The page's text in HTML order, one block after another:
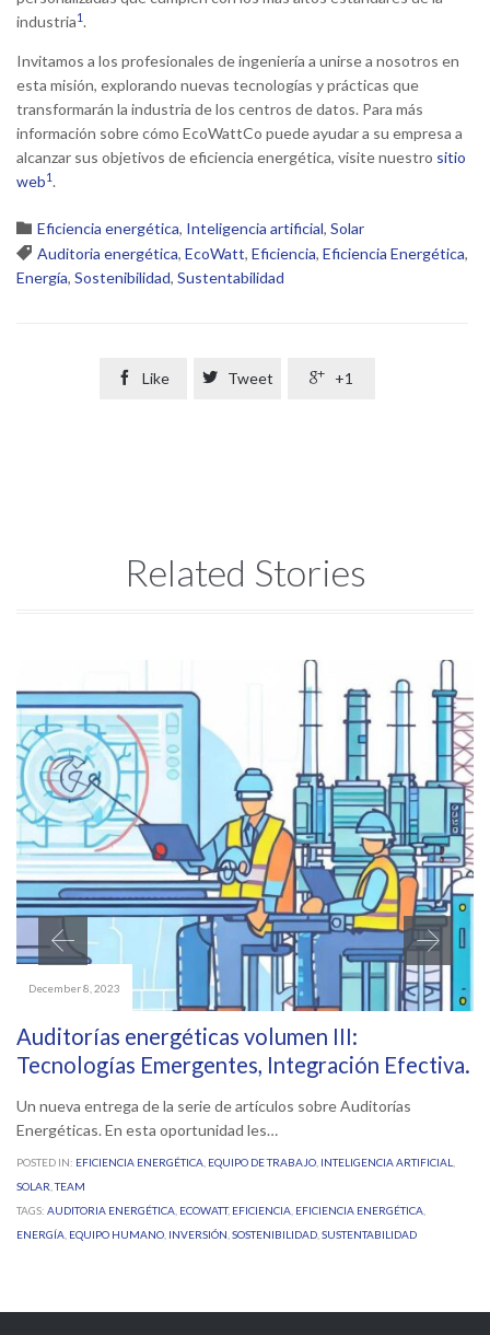
industria1.
Invitamos a los profesionales de ingeniería a unirse a nosotros en
esta misión, explorando nuevas tecnologías y prácticas que
transformarán la industria de los centros de datos. Para más
información sobre cómo EcoWattCo puede ayudar a su empresa a
alcanzar sus objetivos de eficiencia energética, visite nuestro sitio
web1.
 Category
Eficiencia energética, Inteligencia artificial, Solar
 Tags
Auditoria energética, EcoWatt, Eficiencia, Eficiencia Energética,
Energía, Sostenibilidad, Sustentabilidad
 Like  Tweet  +1
Related Stories
December 8, 2023
Auditorías energéticas volumen III:
Tecnologías Emergentes, Integración Efectiva.
Un nueva entrega de la serie de artículos sobre Auditorías
Energéticas. En esta oportunidad les…
POSTED IN: EFICIENCIA ENERGÉTICA EQUIPO DE TRABAJO INTELIGENCIA ARTIFICIAL
SOLAR ,TEAM
TAGS: AUDITORIA ENERGÉTICA ECOWATT, EFICIENCIA EFICIENCIA ENERGÉTICA
ENERGÍA EQUIPO HUMANO INVERSIÓN SOSTENIBILIDAD SUSTENTABILIDAD